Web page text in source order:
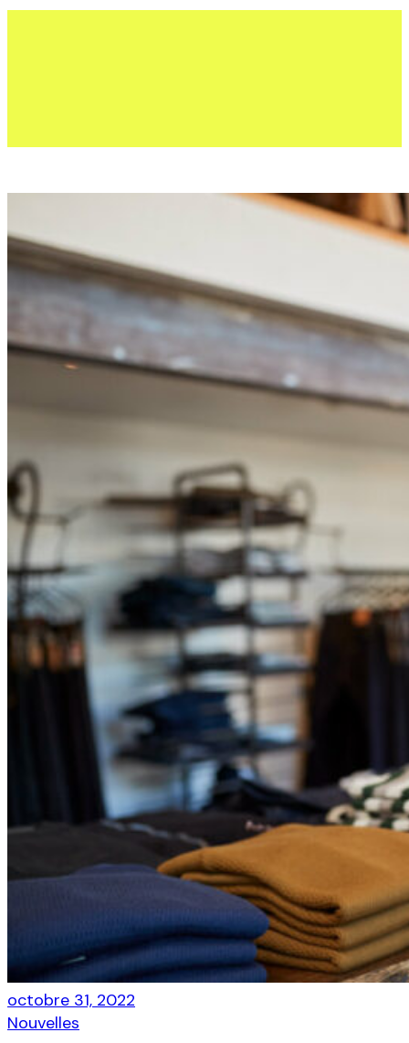
octobre 31, 2022
Nouvelles